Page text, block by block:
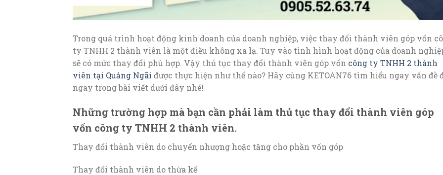
Trong quá trình hoạt động kinh doanh của doanh nghiệp, việc thay đổi thành viên góp vốn
ty TNHH 2 thành viên là một điều không xa lạ. Tuy vào tình hình hoạt động của doanh
sẽ có mức thay đổi phù hợp. Vậy thủ tục thay đổi thành viên góp vốn công ty TNHH 2 thành
viên tại Quảng Ngãi được thực hiện như thế nào? Hãy cùng KETOAN76 tìm hiểu ngay vấn đề
ngay trong bài viết dưới đây nhé!
Những trường hợp mà bạn cần phải làm thủ tục thay đổi thành viên góp
vốn công ty TNHH 2 thành viên.
Thay đổi thành viên do chuyển nhượng hoặc tăng cho phần vốn góp
Thay đổi thành viên do thừa kế